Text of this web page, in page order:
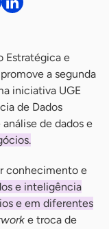
Estratégica e
a segunda
iniciativa UGE
de Dados
de dados e
conhecimento e
e inteligência
e em diferentes
e troca de